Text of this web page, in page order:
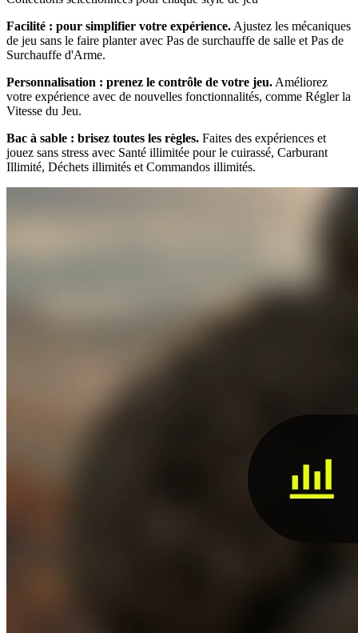
Facilité : pour simplifier votre expérience. Ajustez les mécaniques
de jeu sans le faire planter avec Pas de surchauffe de salle et Pas de
Surchauffe d'Arme.
Personnalisation : prenez le contrôle de votre jeu. Améliorez
votre expérience avec de nouvelles fonctionnalités, comme Régler la
Vitesse du Jeu.
Bac à sable : brisez toutes les règles. Faites des expériences et
jouez sans stress avec Santé illimitée pour le cuirassé, Carburant
Illimité, Déchets illimités et Commandos illimités.